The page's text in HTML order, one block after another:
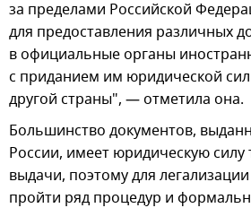
за пределами Российской
для предоставления различных
в официальные органы
с приданием им юридической
другой страны", — отметила она.
Большинство документов,
России, имеет юридическую силу
выдачи, поэтому для
пройти ряд процедур и